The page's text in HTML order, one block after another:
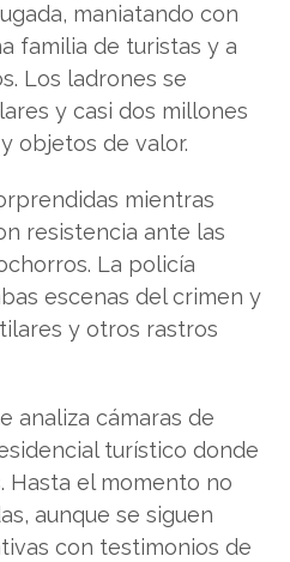
maniatando con
familia de turistas y a
Los ladrones se
y casi dos millones
objetos de valor.
mientras
resistencia ante las
La policía
escenas del crimen y
y otros rastros
analiza cámaras de
turístico donde
Hasta el momento no
aunque se siguen
con testimonios de